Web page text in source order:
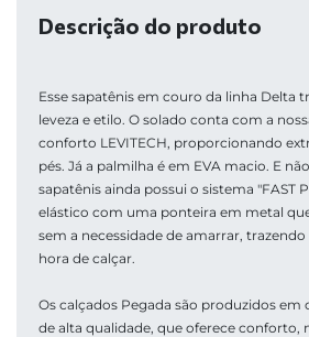
Descrição do produto
Esse sapatênis em couro da linha Delta
leveza e etilo. O solado conta com a
conforto LEVITECH, proporcionando
pés. Já a palmilha é em EVA macio. E
sapatênis ainda possui o sistema "FAST
elástico com uma ponteira em metal
sem a necessidade de amarrar,
hora de calçar.
Os calçados Pegada são produzidos
de alta qualidade, que oferece conforto,